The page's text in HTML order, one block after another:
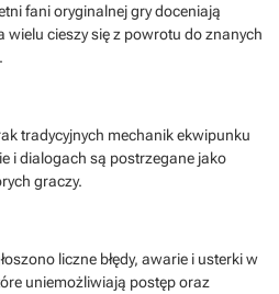
fani oryginalnej gry doceniają
wielu cieszy się z powrotu do znanych
tradycyjnych mechanik ekwipunku
i dialogach są postrzegane jako
graczy.
liczne błędy, awarie i usterki w
uniemożliwiają postęp oraz